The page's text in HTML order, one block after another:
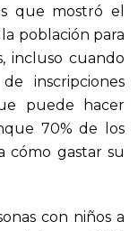
que mostró el
población para
incluso cuando
inscripciones
puede hacer
70% de los
cómo gastar su
con niños a